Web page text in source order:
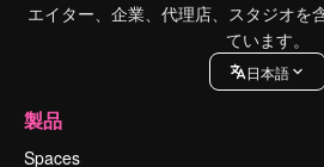
エイター、企業、代理店、スタジオを
ています。
日本語
製品
Spaces